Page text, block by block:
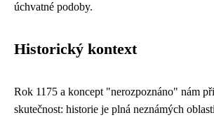
úchvatné podoby.
Historický kontext
Rok 1175 a koncept "nerozpoznáno" nám
skutečnost: historie je plná neznámých